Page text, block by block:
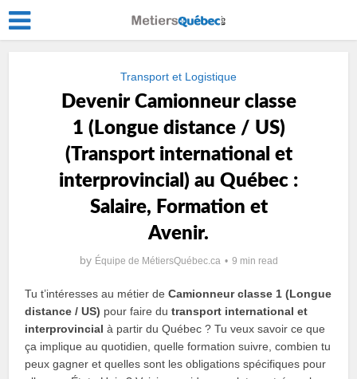
Transport et Logistique
Devenir Camionneur classe
1 (Longue distance / US)
(Transport international et
interprovincial) au Québec :
Salaire, Formation et
Avenir.
by Équipe de MétiersQuébec.ca 9 min read
Tu t’intéresses au métier deCamionneur classe 1 (Longue
distance / US) pour faire dutransport international et
interprovincial à partir du Québec ? Tu veux savoir ce que
ça implique au quotidien, quelle formation suivre, combien tu
peux gagner et quelles sont les obligations spécifiques pour